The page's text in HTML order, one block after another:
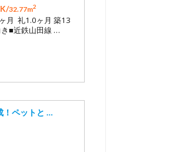
32.77m2
月 礼1.0ヶ月 築13
■近鉄山田線 …
！ペットと …